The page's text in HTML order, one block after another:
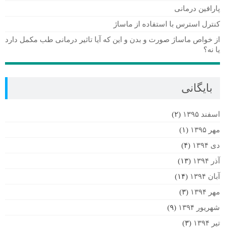
پارافین درمانی
کنترل استرس با استفاده از ماساژ
از خواص ماساژ صورت و بدن و این که آیا تاثیر درمانی طب مکمل دارد
یا نه؟
بایگانی
اسفند ۱۳۹۵
(۲)
مهر ۱۳۹۵
(۱)
دی ۱۳۹۴
(۴)
آذر ۱۳۹۴
(۱۳)
آبان ۱۳۹۴
(۱۴)
مهر ۱۳۹۴
(۳)
شهریور ۱۳۹۴
(۹)
تیر ۱۳۹۴
(۳)